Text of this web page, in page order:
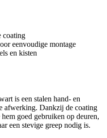
coating
eenvoudige montage
en kisten
is een stalen hand- en
afwerking. Dankzij de coating
goed gebruiken op deuren,
een stevige greep nodig is.